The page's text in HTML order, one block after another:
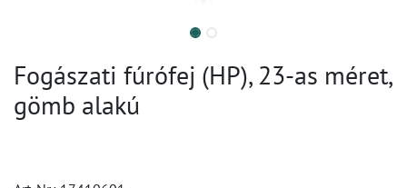
Fogászati fúrófej (HP), 23-as méret,
gömb alakú